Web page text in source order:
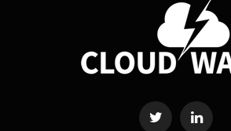
Twitter LinkedIn